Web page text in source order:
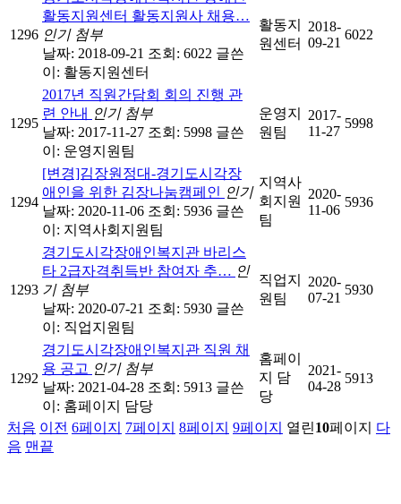
1296
활동지원센터 활동지원사 채용…
인기 첨부
날짜: 2018-09-21 조회: 6022 글쓴
이: 활동지원센터
활동지
원센터
2018-
09-21
6022
1295
2017년 직원간담회 회의 진행 관
련 안내 인기 첨부
날짜: 2017-11-27 조회: 5998 글쓴
이: 운영지원팀
운영지
원팀
2017-
11-27
5998
1294
[변경]김장원정대-경기도시각장
애인을 위한 김장나눔캠페인 인기
날짜: 2020-11-06 조회: 5936 글쓴
이: 지역사회지원팀
지역사
회지원
팀
2020-
11-06
5936
1293
경기도시각장애인복지관 바리스
타 2급자격취득반 참여자 추… 인
기 첨부
날짜: 2020-07-21 조회: 5930 글쓴
이: 직업지원팀
직업지
원팀
2020-
07-21
5930
1292
경기도시각장애인복지관 직원 채
용 공고 인기 첨부
날짜: 2021-04-28 조회: 5913 글쓴
이: 홈페이지 담당
홈페이
지 담
당
2021-
04-28
5913
처음 이전 6페이지 7페이지 8페이지 9페이지 열린10페이지
다
음 맨끝